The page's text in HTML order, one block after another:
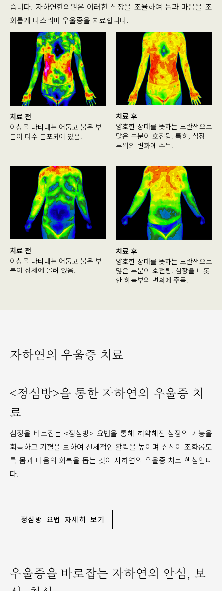
습니다. 자하연한의원은 이러한 심장을 조율하여 몸과 마음을 조
화롭게 다스리며 우울증을 치료합니다.
치료 전
이상을 나타내는 어둡고 붉은 부
분이 다수 분포되어 있음.
치료 후
양호한 상태를 뜻하는 노란색으로
많은 부분이 호전됨. 특히, 심장
부위의 변화에 주목.
치료 전
이상을 나타내는 어둡고 붉은 부
분이 상체에 몰려 있음.
치료 후
양호한 상태를 뜻하는 노란색으로
많은 부분이 호전됨. 심장을 비롯
한 하복부의 변화에 주목.
자하연의 우울증 치료
<정심방>을 통한 자하연의 우울증 치
료
심장을 바로잡는 <정심방> 요법을 통해 허약해진 심장의 기능을
회복하고 기혈을 보하여 신체적인 활력을 높이며 심신이 조화롭도
록 몸과 마음의 회복을 돕는 것이 자하연의 우울증 치료 핵심입니
다.
정심방 요법 자세히 보기
우울증을 바로잡는 자하연의 안심, 보